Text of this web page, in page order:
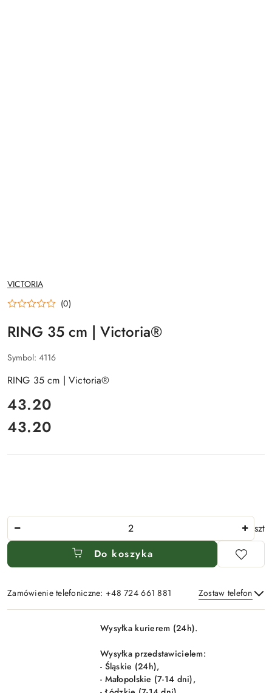
NAZWA
PRODUCENTA:
VICTORIA
(0)
RING 35 cm | Victoria®
Symbol: 4116
RING 35 cm | Victoria®
cena:
43.20
Cena:
43.20
szt
Do koszyka
Zamówienie telefoniczne: +48 724 661 881 Zostaw telefon
Wyślij
Wysyłka kurierem (24h).
Wysyłka przedstawicielem:
- Śląskie (24h),
- Małopolskie (7-14 dni),